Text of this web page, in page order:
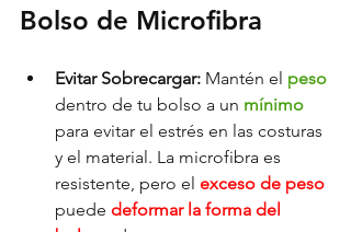
Bolso de Microfibra
Evitar Sobrecargar: Mantén el peso
dentro de tu bolso a un mínimo
para evitar el estrés en las costuras
y el material. La microfibra es
resistente, pero el exceso de peso
puede deformar la forma del